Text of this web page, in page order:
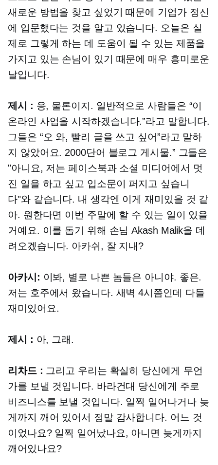
새로운 방법을 찾고 싶었기 때문에 기업가 정신
에 입문했다는 것을 알고 있습니다. 오늘은 실
제로 그렇게 하는 데 도움이 될 수 있는 제품을
가지고 있는 손님이 있기 때문에 매우 흥미로운
날입니다.
제시 : 응, 물론이지. 일반적으로 사람들은 “이
온라인 사업을 시작하겠습니다.”라고 말합니다.
그들은 “오 와, 빨리 글을 쓰고 싶어”라고 말하
지 않았어요. 2000단어 블로그 게시물.” 그들은
"아니요, 저는 페이스북과 소셜 미디어에서 멋
진 일을 하고 싶고 입소문이 퍼지고 싶습니
다"와 같습니다. 내 생각엔 이게 재미있을 것 같
아. 원한다면 이번 주말에 할 수 있는 일이 있을
거예요. 이를 돕기 위해 손님 Akash Malik을 데
려오겠습니다. 아카쉬, 잘 지내?
아카시: 이봐, 별로 나쁜 놈들은 아니야. 좋은.
저는 호주에서 왔습니다. 새벽 4시쯤인데 다들
재미있어요.
제시 : 아, 그래.
리차드 : 그리고 우리는 확실히 당신에게 무언
가를 보낼 것입니다. 바라건대 당신에게 주로
비즈니스를 보낼 것입니다. 일찍 일어나거나 늦
게까지 깨어 있어서 정말 감사합니다. 어느 것
이었나요? 일찍 일어났나요, 아니면 늦게까지
깨어있나요?